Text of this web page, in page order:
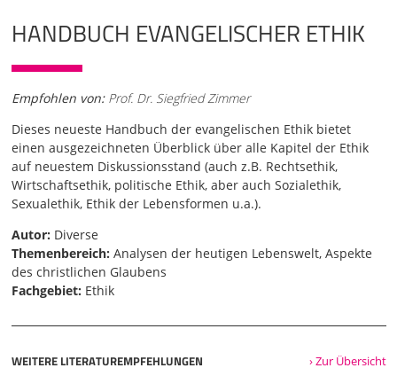
HANDBUCH EVANGELISCHER ETHIK
Empfohlen von: Prof. Dr. Siegfried Zimmer
Dieses neueste Handbuch der evangelischen Ethik bietet
einen ausgezeichneten Überblick über alle Kapitel der Ethik
auf neuestem Diskussionsstand (auch z.B. Rechtsethik,
Wirtschaftsethik, politische Ethik, aber auch Sozialethik,
Sexualethik, Ethik der Lebensformen u.a.).
Autor: Diverse
Themenbereich: Analysen der heutigen Lebenswelt, Aspekte
des christlichen Glaubens
Fachgebiet: Ethik
WEITERE LITERATUREMPFEHLUNGEN › Zur Übersicht